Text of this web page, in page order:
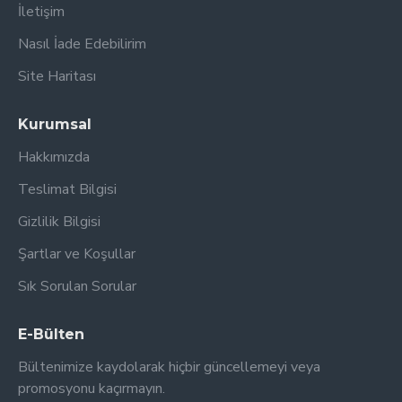
İletişim
Nasıl İade Edebilirim
Site Haritası
Kurumsal
Hakkımızda
Teslimat Bilgisi
Gizlilik Bilgisi
Şartlar ve Koşullar
Sık Sorulan Sorular
E-Bülten
Bültenimize kaydolarak hiçbir güncellemeyi veya
promosyonu kaçırmayın.